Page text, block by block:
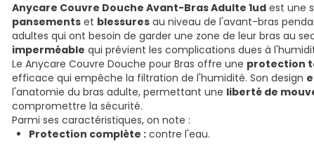
Anycare Couvre Douche Avant-Bras Adulte 1ud est une
pansements et blessures au niveau de l'avant-bras
adultes qui ont besoin de garder une zone de leur bras au
imperméable qui prévient les complications dues à
Le Anycare Couvre Douche pour Bras offre une protection
efficace qui empêche la filtration de l'humidité. Son design
l'anatomie du bras adulte, permettant une liberté de
compromettre la sécurité.
Parmi ses caractéristiques, on note :
Protection complète : contre l'eau.